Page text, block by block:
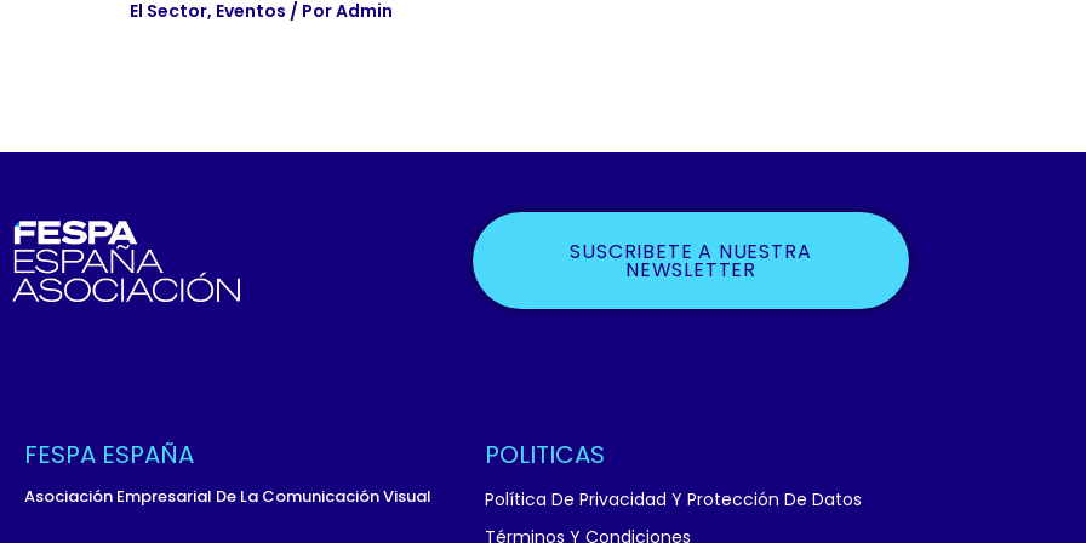
El Sector, Eventos / PorAdmin
SUSCRIBETE A NUESTRA
NEWSLETTER
FESPA ESPAÑA
Asociación Empresarial De La Comunicación Visual
POLITICAS
Política De Privacidad Y Protección De Datos
Términos Y Condiciones